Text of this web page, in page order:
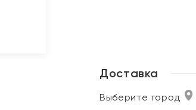
Доставка
Выберите город